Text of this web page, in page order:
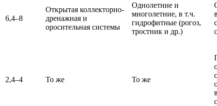
6,4–8
Открытая коллекторно-
дренажная и
оросительная системы
Однолетние и
многолетние, в т.ч.
гидрофитные (рогоз,
тростник и др.)
2,4–4 То же То же